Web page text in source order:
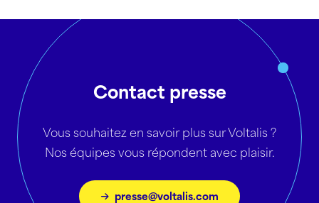
Contact presse
Vous souhaitez en savoir plus sur Voltalis ?
Nos équipes vous répondent avec plaisir.
presse@voltalis.com